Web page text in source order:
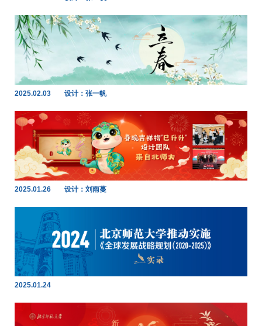
2025.02.03 设计：张一帆
2025.01.26 设计：刘雨蔓
2025.01.24